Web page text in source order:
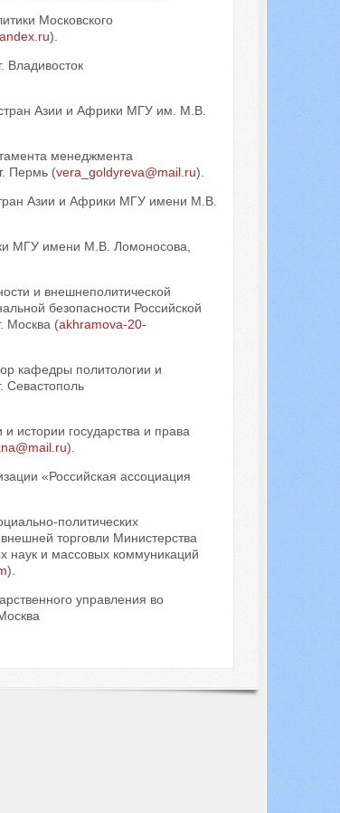
Московского
).
Владивосток
стран Азии и Африки МГУ им. М.В.
менеджмента
Пермь (vera_goldyreva@mail.ru).
Азии и Африки МГУ имени М.В.
МГУ имени М.В. Ломоносова,
и внешнеполитической
безопасности Российской
Москва (akhramova-20-
кафедры политологии и
Севастополь
истории государства и права
).
«Российская ассоциация
политических
торговли Министерства
наук и массовых коммуникаций
).
управления во